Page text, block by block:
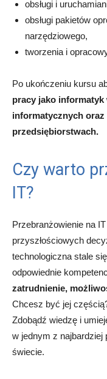
obsługi i
obsługi pakietów
narzędziowego,
tworzenia i
Po ukończeniu kursu
pracy jako
informatycznych oraz
przedsiębiorstwach.
Czy warto
IT?
Przebranżowienie na
przyszłościowych
technologiczna stale
odpowiednie
zatrudnienie,
Chcesz być jej
Zdobądź wiedzę i
w jednym z najbardziej
świecie.